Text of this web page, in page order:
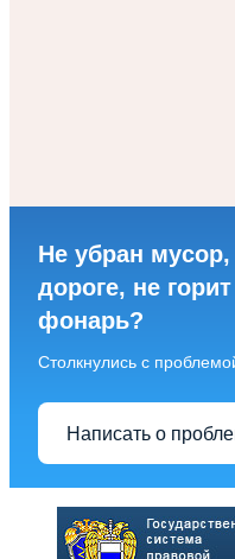
Не убран
дороге, не горит
фонарь?
Столкнулись с
Написать о